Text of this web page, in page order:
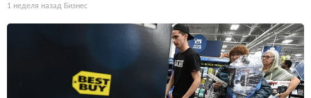
1 неделя назад Бизнес